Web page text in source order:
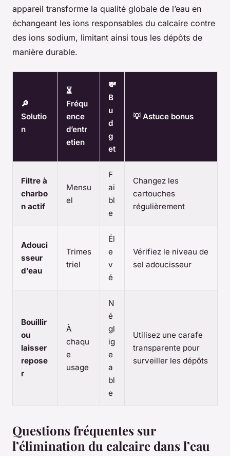
appareil transforme la qualité globale de l’eau en
échangeant les ions responsables du calcaire contre
des ions sodium, limitant ainsi tous les dépôts de
manière durable.
🔎
Solutio
n
⏳
Fréqu
ence
d’entr
etien
💸
B
u
d
g
et
💡 Astuce bonus
Filtre à
charbo
n actif
Mensu
el
F
ai
bl
e
Changez les
cartouches
régulièrement
Adouci
sseur
d’eau
Trimes
triel
Él
e
v
é
Vérifiez le niveau de
sel adoucisseur
Bouillir
ou
laisser
repose
r
À
chaqu
e
usage
N
é
gl
ig
e
a
bl
e
Utilisez une carafe
transparente pour
surveiller les dépôts
Questions fréquentes sur
l’élimination du calcaire dans l’eau